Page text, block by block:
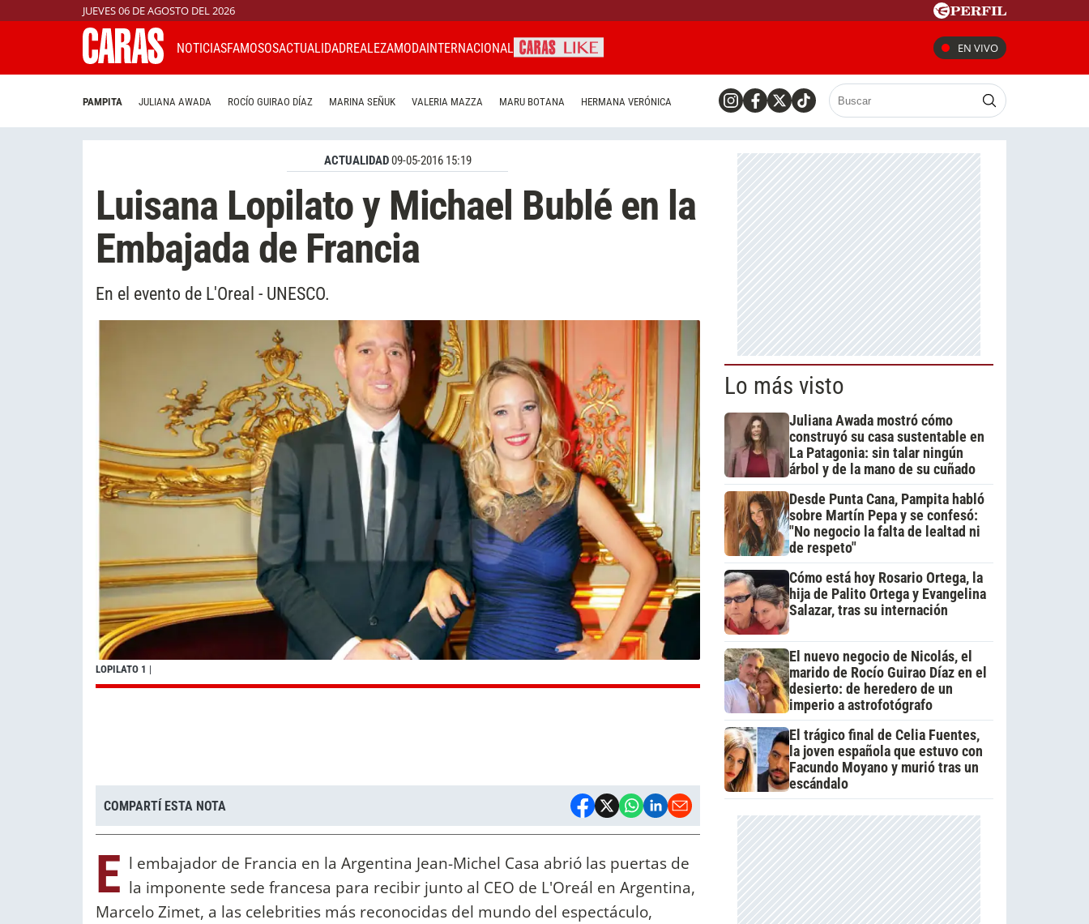
JUEVES 06 DE AGOSTO DEL 2026
NOTICIASFAMOSOSACTUALIDADREALEZAMODAINTERNACIONAL EN VIVO
PAMPITA JULIANA AWADA ROCÍO GUIRAO DÍAZ MARINA SEÑUK VALERIA MAZZA MARU BOTANA HERMANA VERÓNICA
ACTUALIDAD09-05-2016 15:19
Luisana Lopilato y Michael Bublé en la
Embajada de Francia
En el evento de L'Oreal - UNESCO.
LOPILATO 1 |
COMPARTÍ ESTA NOTA
E l embajador de Francia en la Argentina Jean-Michel Casa abrió las puertas de
la imponente sede francesa para recibir junto al CEO de L'Oreál en Argentina,
Marcelo Zimet, a las celebrities más reconocidas del mundo del espectáculo,
Lo más visto
Juliana Awada mostró cómo
construyó su casa sustentable en
La Patagonia: sin talar ningún
árbol y de la mano de su cuñado
Desde Punta Cana, Pampita habló
sobre Martín Pepa y se confesó:
"No negocio la falta de lealtad ni
de respeto"
Cómo está hoy Rosario Ortega, la
hija de Palito Ortega y Evangelina
Salazar, tras su internación
El nuevo negocio de Nicolás, el
marido de Rocío Guirao Díaz en el
desierto: de heredero de un
imperio a astrofotógrafo
El trágico final de Celia Fuentes,
la joven española que estuvo con
Facundo Moyano y murió tras un
escándalo